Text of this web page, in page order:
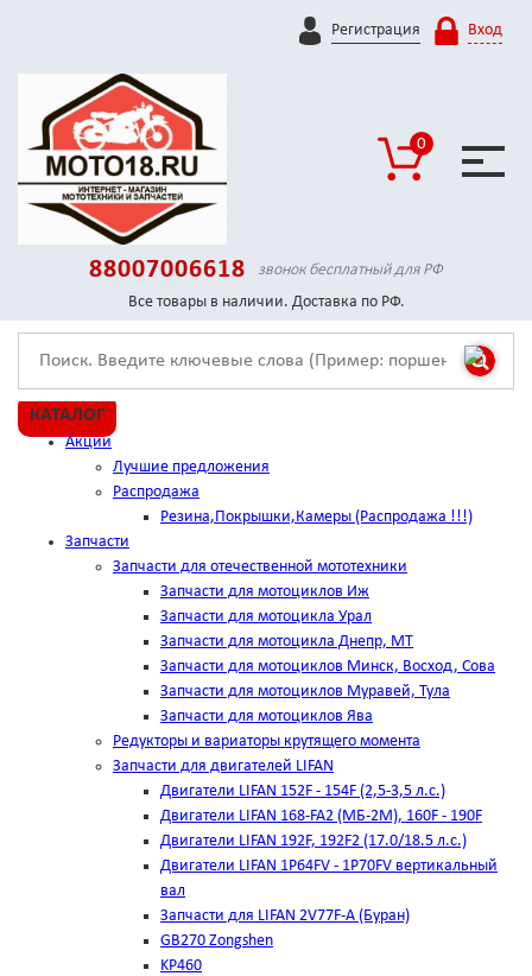
Регистрация Вход
0
88007006618
звонок бесплатный для РФ
Все товары в наличии. Доставка по РФ.
КАТАЛОГ
Акции
Лучшие предложения
Распродажа
Резина,Покрышки,Камеры (Распродажа !!!)
Запчасти
Запчасти для отечественной мототехники
Запчасти для мотоциклов Иж
Запчасти для мотоцикла Урал
Запчасти для мотоцикла Днепр, МТ
Запчасти для мотоциклов Минск, Восход, Сова
Запчасти для мотоциклов Муравей, Тула
Запчасти для мотоциклов Ява
Редукторы и вариаторы крутящего момента
Запчасти для двигателей LIFAN
Двигатели LIFAN 152F - 154F (2,5-3,5 л.с.)
Двигатели LIFAN 168-FA2 (МБ-2М), 160F - 190F
Двигатели LIFAN 192F, 192F2 (17.0/18.5 л.с.)
Двигатели LIFAN 1Р64FV - 1Р70FV вертикальный
вал
Запчасти для LIFAN 2V77F-A (Буран)
GB270 Zongshen
KP460